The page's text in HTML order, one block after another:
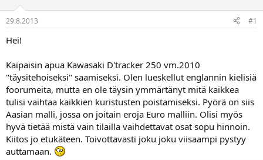
s
t
e
l
a
l
o
i
t
a
j
a
p
ä
29.8.2013 #1
Hei!
Kaipaisin apua Kawasaki D'tracker 250 vm.2010
"täysitehoiseksi" saamiseksi. Olen lueskellut englannin kielisiä
foorumeita, mutta en ole täysin ymmärtänyt mitä kaikkea
tulisi vaihtaa kaikkien kuristusten poistamiseksi. Pyörä on siis
Aasian malli, jossa on joitain eroja Euro malliin. Olisi myös
hyvä tietää mistä vain tilailla vaihdettavat osat sopu hinnoin.
Kiitos jo etukäteen. Toivottavasti joku joku viisaampi pystyy
auttamaan.